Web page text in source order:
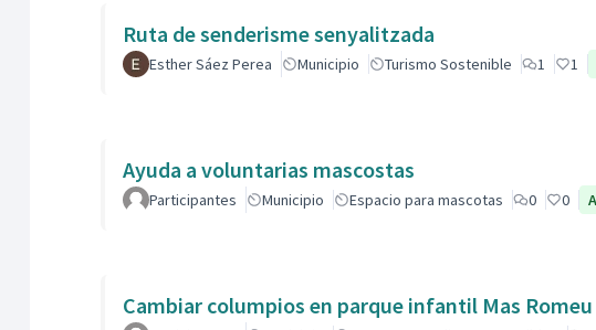
Ruta de senderisme senyalitzada
Esther Sáez Perea Municipio Turismo Sostenible 1 1
Ayuda a voluntarias mascostas
Participantes Municipio Espacio para mascotas 0 0
Cambiar columpios en parque infantil Mas Romeu